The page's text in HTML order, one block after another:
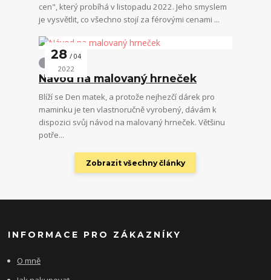
cen", který probíhá v listopadu 2022. Jeho smyslem
je vysvětlit, co všechno stojí za férovými cenami ...
28 04
2022
Návod na malovaný hrneček
Blíží se Den matek, a protože nejhezčí dárek pro
maminku je ten vlastnoručně vyrobený, dávám k
dispozici svůj návod na malovaný hrneček. Většinu
potře...
Zobrazit všechny články
INFORMACE PRO ZÁKAZNÍKY
O mně